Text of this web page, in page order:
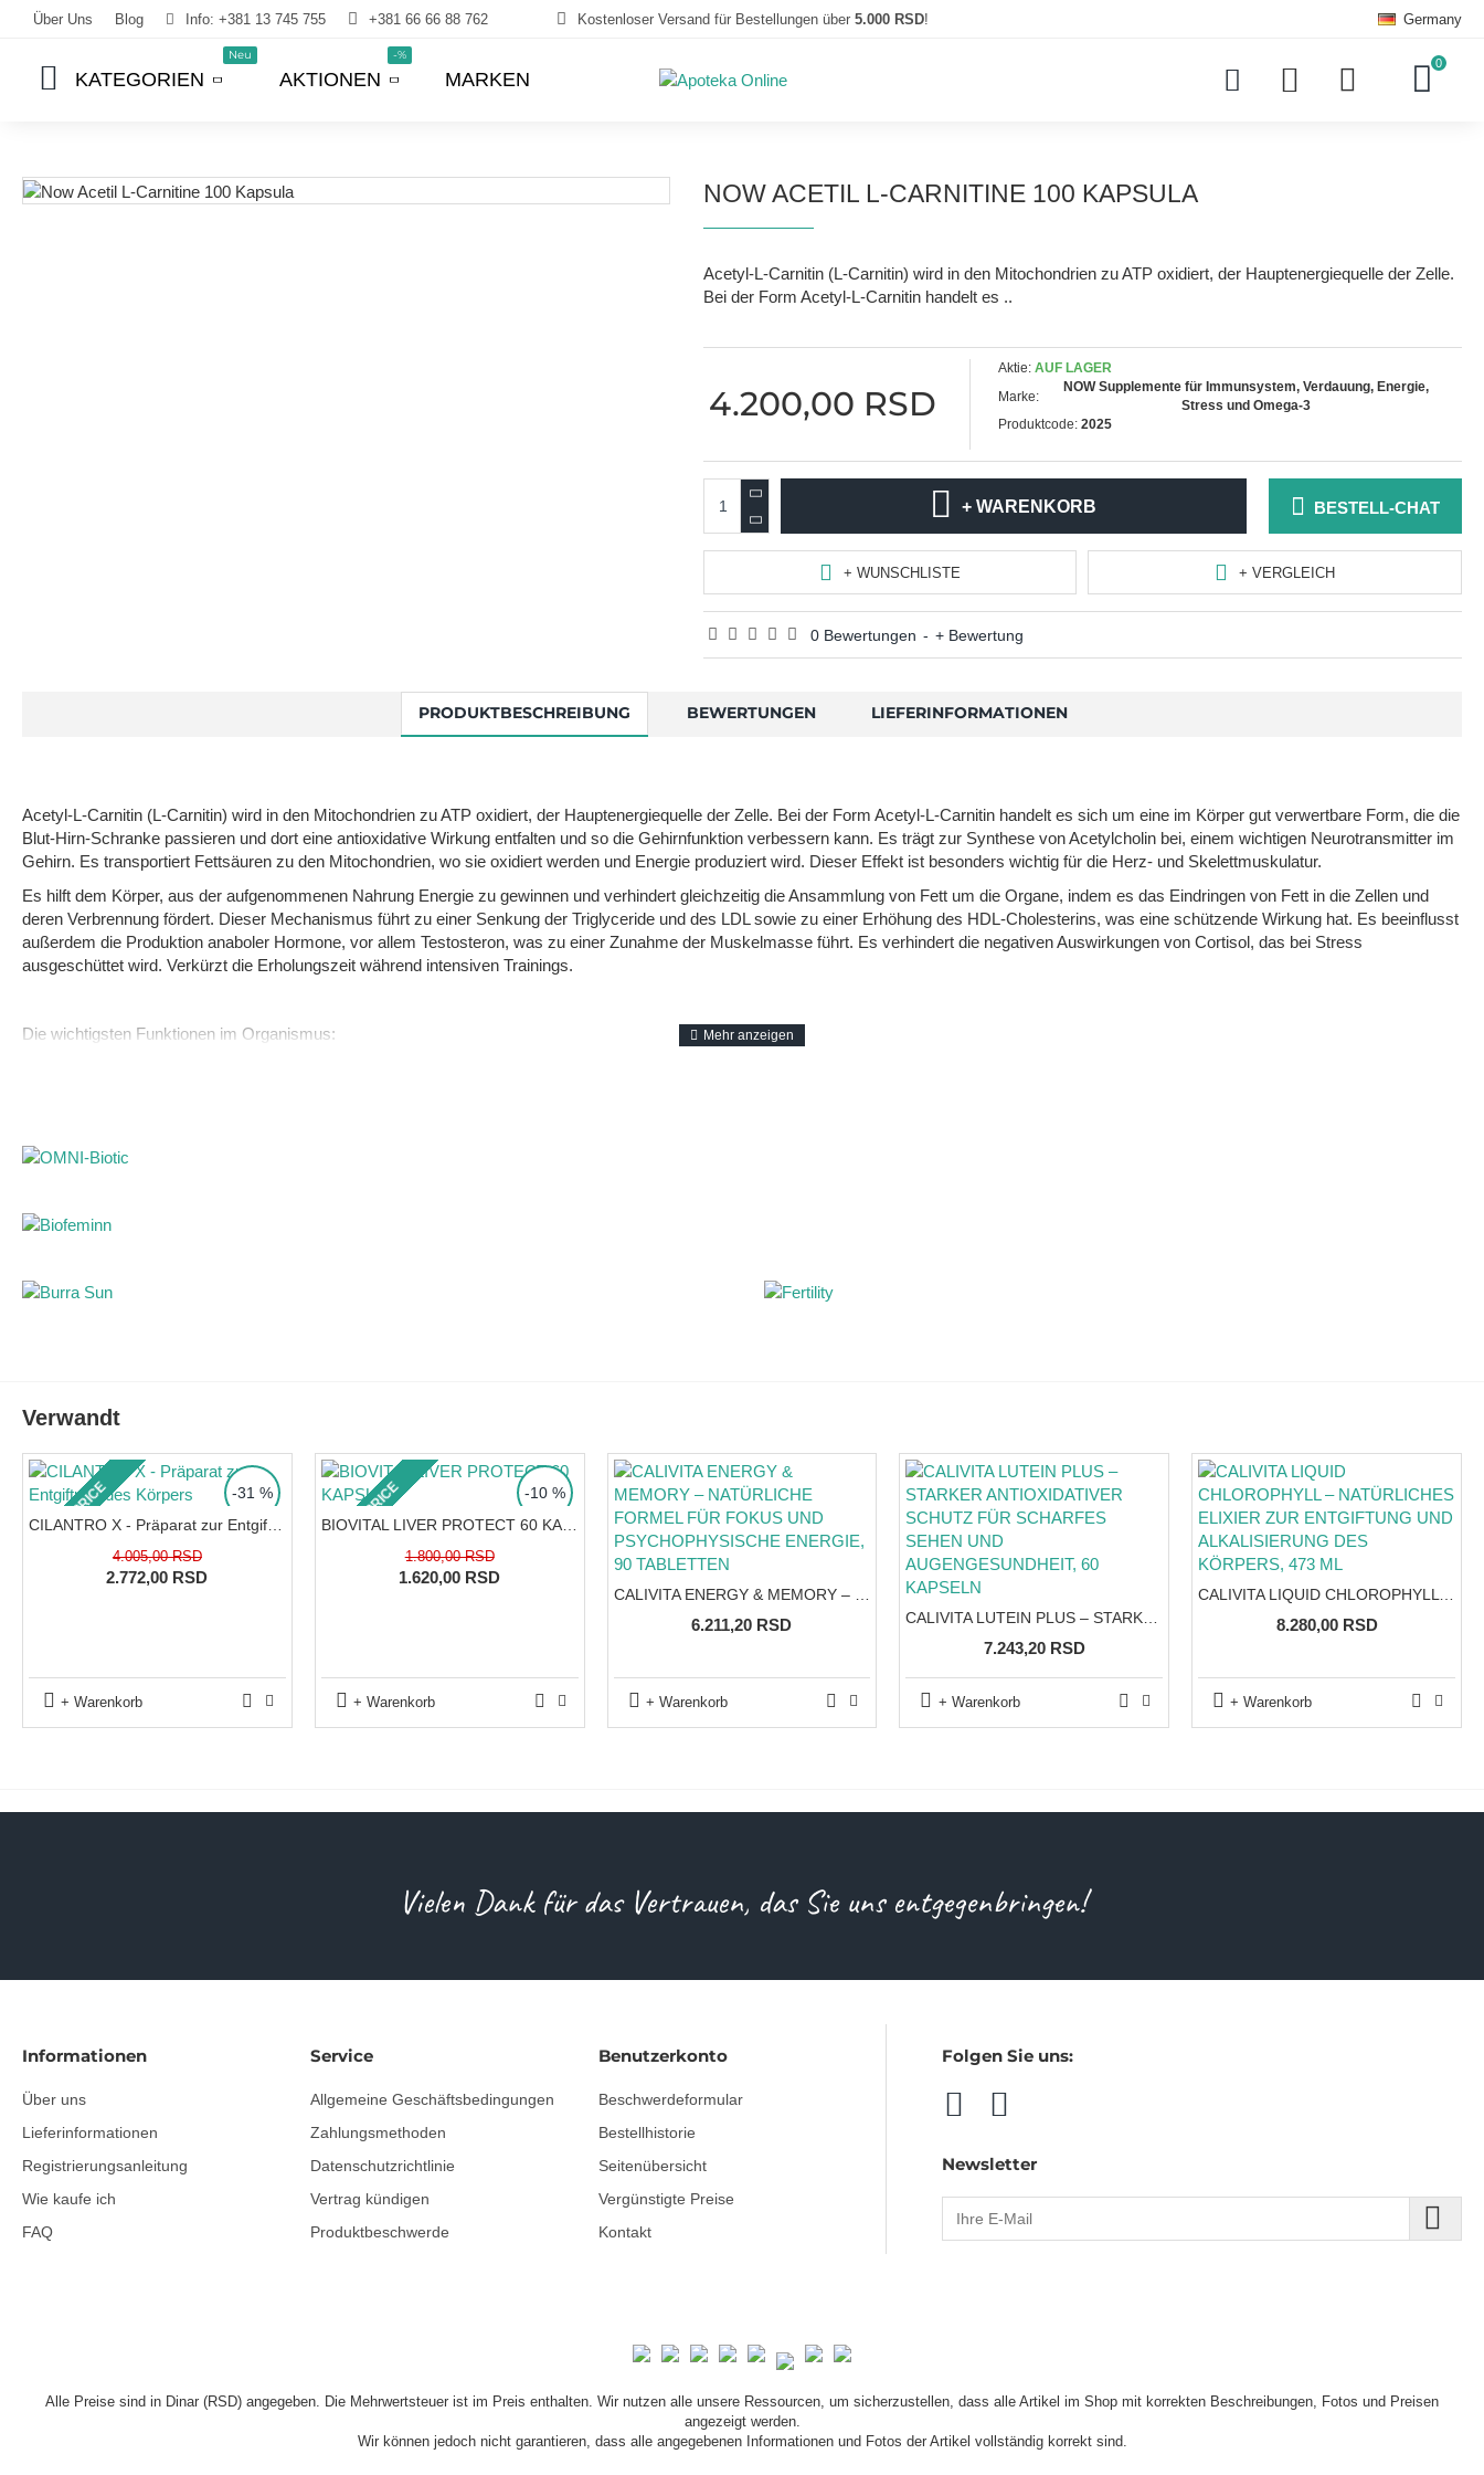
Über Uns Blog Info: +381 13 745 755 +381 66 66 88 762 Kostenloser Versand für Bestellungen über 5.000 RSD! Germany
KATEGORIEN
Neu
AKTIONEN
-%
MARKEN
0
NOW ACETIL L-CARNITINE 100 KAPSULA
Acetyl-L-Carnitin (L-Carnitin) wird in den Mitochondrien zu ATP oxidiert, der Hauptenergiequelle der Zelle.
Bei der Form Acetyl-L-Carnitin handelt es ..
0 Bewertungen - + Bewertung
4.200,00 RSD
Aktie: AUF LAGER
Marke:
NOW Supplemente für Immunsystem, Verdauung, Energie,
Stress und Omega-3
Produktcode: 2025
+ WARENKORB BESTELL-CHAT
+ WUNSCHLISTE + VERGLEICH
PRODUKTBESCHREIBUNG BEWERTUNGEN LIEFERINFORMATIONEN
Acetyl-L-Carnitin (L-Carnitin) wird in den Mitochondrien zu ATP oxidiert, der Hauptenergiequelle der Zelle. Bei der Form Acetyl-L-Carnitin handelt es sich um eine im Körper gut verwertbare Form, die die
Blut-Hirn-Schranke passieren und dort eine antioxidative Wirkung entfalten und so die Gehirnfunktion verbessern kann. Es trägt zur Synthese von Acetylcholin bei, einem wichtigen Neurotransmitter im
Gehirn. Es transportiert Fettsäuren zu den Mitochondrien, wo sie oxidiert werden und Energie produziert wird. Dieser Effekt ist besonders wichtig für die Herz- und Skelettmuskulatur.
Es hilft dem Körper, aus der aufgenommenen Nahrung Energie zu gewinnen und verhindert gleichzeitig die Ansammlung von Fett um die Organe, indem es das Eindringen von Fett in die Zellen und
deren Verbrennung fördert. Dieser Mechanismus führt zu einer Senkung der Triglyceride und des LDL sowie zu einer Erhöhung des HDL-Cholesterins, was eine schützende Wirkung hat. Es beeinflusst
außerdem die Produktion anaboler Hormone, vor allem Testosteron, was zu einer Zunahme der Muskelmasse führt. Es verhindert die negativen Auswirkungen von Cortisol, das bei Stress
ausgeschüttet wird. Verkürzt die Erholungszeit während intensiven Trainings.
Die wichtigsten Funktionen im Organismus:
1 bis 3 Kapseln täglich oder nach Empfehlung eines Arztes.
100 Kapseln
Verwandt
TOP PRICE
-31 %
2.772,00 RSD
4.005,00 RSD
+ Warenkorb
TOP PRICE
-10 %
BIOVITAL LIVER PROTECT 60 KAPSULA
1.620,00 RSD
1.800,00 RSD
+ Warenkorb
6.211,20 RSD
+ Warenkorb
7.243,20 RSD
+ Warenkorb
8.280,00 RSD
+ Warenkorb
Vielen Dank für das Vertrauen, das Sie uns entgegenbringen!
Informationen
Über uns
Lieferinformationen
Registrierungsanleitung
Wie kaufe ich
FAQ
Service
Allgemeine Geschäftsbedingungen
Zahlungsmethoden
Datenschutzrichtlinie
Vertrag kündigen
Produktbeschwerde
Benutzerkonto
Beschwerdeformular
Bestellhistorie
Seitenübersicht
Vergünstigte Preise
Kontakt
Folgen Sie uns:
Newsletter
Alle Preise sind in Dinar (RSD) angegeben. Die Mehrwertsteuer ist im Preis enthalten. Wir nutzen alle unsere Ressourcen, um sicherzustellen, dass alle Artikel im Shop mit korrekten Beschreibungen, Fotos und Preisen
angezeigt werden.
Wir können jedoch nicht garantieren, dass alle angegebenen Informationen und Fotos der Artikel vollständig korrekt sind.